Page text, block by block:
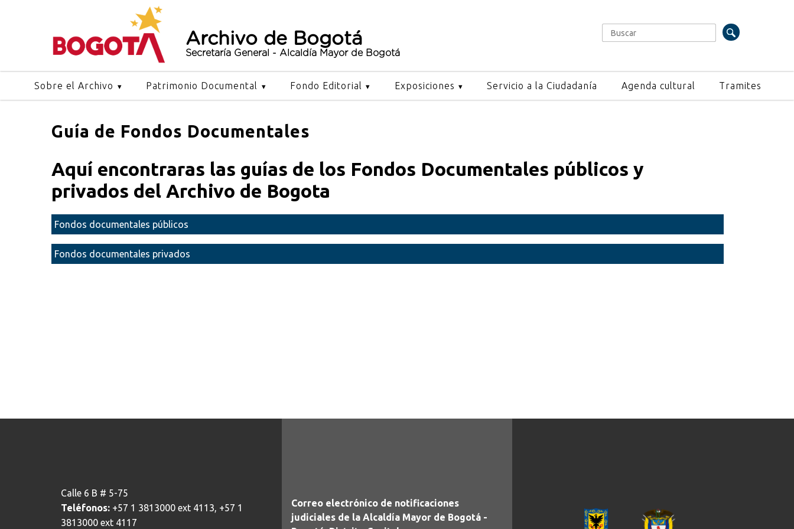
Archivo de Bogotá
Secretaría General - Alcaldía Mayor de Bogotá
Formulario de búsqueda
Buscar
Sobre el Archivo Patrimonio Documental Fondo Editorial Exposiciones Servicio a la Ciudadanía Agenda cultural Tramites
Guía de Fondos Documentales
Aquí encontraras las guías de los Fondos Documentales públicos y
privados del Archivo de Bogota
Fondos documentales públicos
Fondos documentales privados
Calle 6 B # 5-75
Teléfonos: +57 1 3813000 ext 4113, +57 1
3813000 ext 4117
Correo electrónico de notificaciones
judiciales de la Alcaldía Mayor de Bogotá -